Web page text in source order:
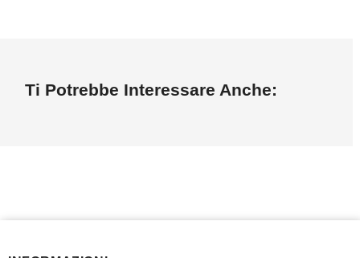
Ti Potrebbe Interessare Anche: